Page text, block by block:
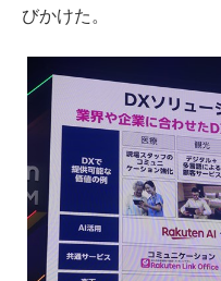
びかけた。